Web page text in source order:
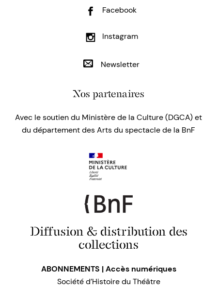
Facebook
Instagram
Newsletter
Nos partenaires
Avec le soutien du Ministère de la Culture (DGCA) et
du département des Arts du spectacle de la BnF
Diffusion & distribution des
collections
ABONNEMENTS | Accès numériques
Société d’Histoire du Théâtre